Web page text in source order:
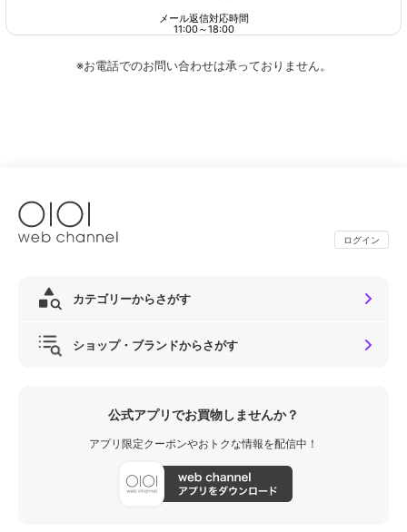
メール返信対応時間
11:00～18:00
※お電話でのお問い合わせは承っておりません。
ログイン
カテゴリーからさがす
ショップ・ブランドからさがす
公式アプリでお買物しませんか？
アプリ限定クーポンやおトクな情報を配信中！